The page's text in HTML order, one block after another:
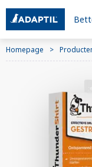
Homepage